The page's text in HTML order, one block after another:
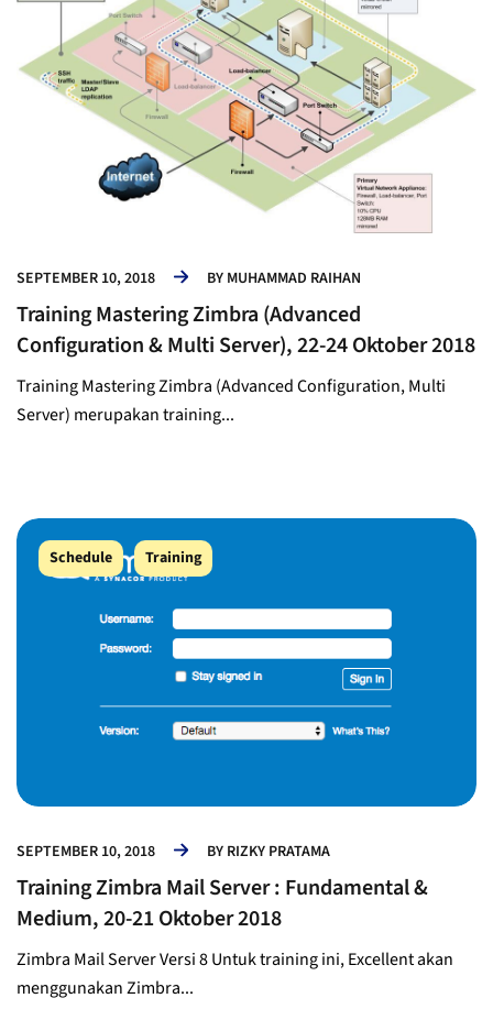
SEPTEMBER 10, 2018 BY MUHAMMAD RAIHAN
Training Mastering Zimbra (Advanced
Configuration & Multi Server), 22-24 Oktober 2018
Training Mastering Zimbra (Advanced Configuration, Multi
Server) merupakan training...
Schedule Training
SEPTEMBER 10, 2018 BY RIZKY PRATAMA
Training Zimbra Mail Server : Fundamental &
Medium, 20-21 Oktober 2018
Zimbra Mail Server Versi 8 Untuk training ini, Excellent akan
menggunakan Zimbra...